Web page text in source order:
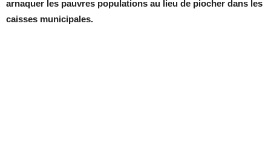
arnaquer les pauvres populations au lieu de piocher dans les
caisses municipales.